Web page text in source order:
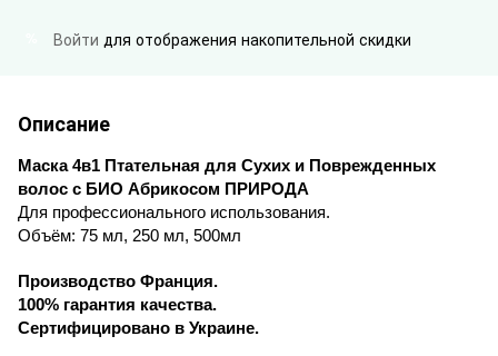
Войти для отображения накопительной скидки
Описание
Маска 4в1 Птательная для Сухих и Поврежденных
волос с БИО Абрикосом ПРИРОДА
Для профессионального использования.
Объём: 75 мл, 250 мл, 500мл
Производство Франция.
100% гарантия качества.
Сертифицировано в Украине.